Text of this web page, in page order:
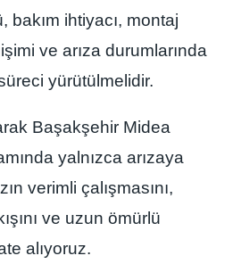
bakım ihtiyacı, montaj
ve arıza durumlarında
yürütülmelidir.
Başakşehir Midea
yalnızca arızaya
verimli çalışmasını,
ve uzun ömürlü
alıyoruz.